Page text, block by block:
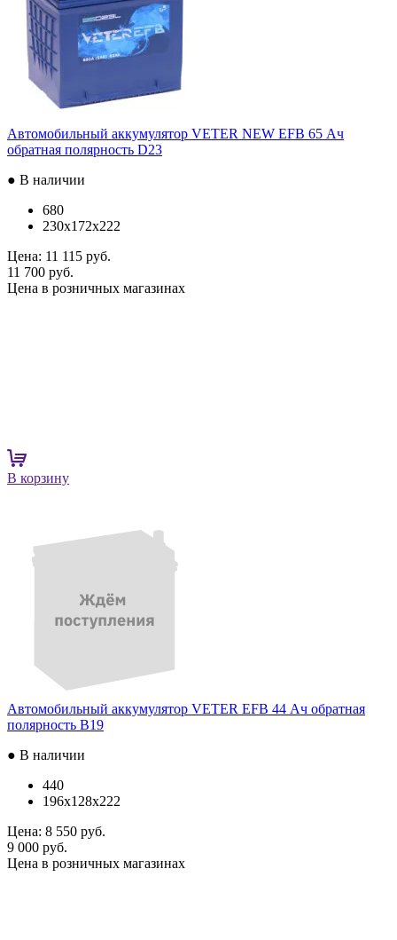
Автомобильный аккумулятор VETER NEW EFB 65 Ач
обратная полярность D23
● В наличии
680
230x172x222
Цена: 11 115 руб.
11 700 руб.
Цена в розничных магазинах
В корзину
Автомобильный аккумулятор VETER EFB 44 Ач обратная
полярность B19
● В наличии
440
196x128x222
Цена: 8 550 руб.
9 000 руб.
Цена в розничных магазинах